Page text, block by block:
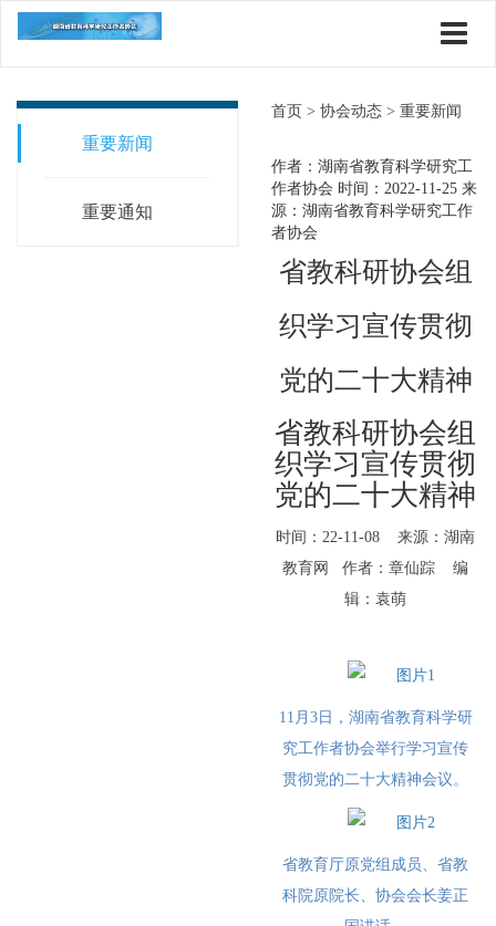
重要新闻
重要通知
首页 > 协会动态 > 重要新闻
作者：湖南省教育科学研究工
作者协会 时间：2022-11-25 来
源：湖南省教育科学研究工作
者协会
省教科研协会组
织学习宣传贯彻
党的二十大精神
省教科研协会组
织学习宣传贯彻
党的二十大精神
时间：22-11-08 来源：湖南
教育网 作者：章仙踪 编
辑：袁萌
11月3日，湖南省教育科学研
究工作者协会举行学习宣传
贯彻党的二十大精神会议。
省教育厅原党组成员、省教
科院原院长、协会会长姜正